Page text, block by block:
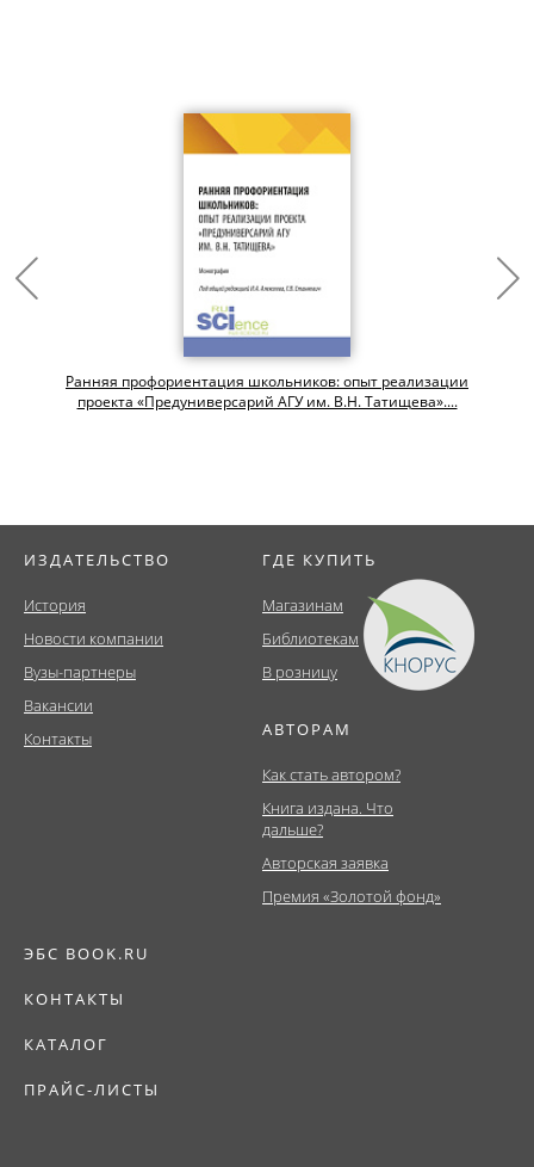
Ранняя профориентация школьников: опыт реализации
проекта «Предуниверсарий АГУ им. В.Н. Татищева»....
ИЗДАТЕЛЬСТВО
История
Новости компании
Вузы-партнеры
Вакансии
Контакты
ГДЕ КУПИТЬ
Магазинам
Библиотекам
В розницу
АВТОРАМ
Как стать автором?
Книга издана. Что
дальше?
Авторская заявка
Премия «Золотой фонд»
ЭБС BOOK.RU
КОНТАКТЫ
КАТАЛОГ
ПРАЙС-ЛИСТЫ